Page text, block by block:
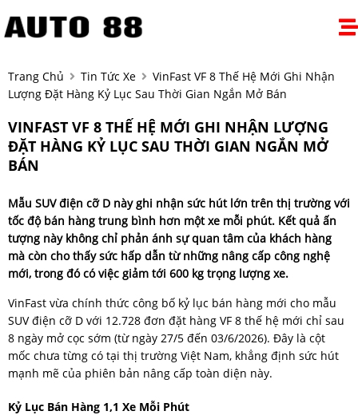
Trang Chủ Tin Tức Xe
VinFast VF 8 Thế Hệ Mới Ghi Nhận
Lượng Đặt Hàng Kỷ Lục Sau Thời Gian Ngắn Mở Bán
VINFAST VF 8 THẾ HỆ MỚI GHI NHẬN LƯỢNG
ĐẶT HÀNG KỶ LỤC SAU THỜI GIAN NGẮN MỞ
BÁN
Mẫu SUV điện cỡ D này ghi nhận sức hút lớn trên thị trường với
tốc độ bán hàng trung bình hơn một xe mỗi phút. Kết quả ấn
tượng này không chỉ phản ánh sự quan tâm của khách hàng
mà còn cho thấy sức hấp dẫn từ những nâng cấp công nghệ
mới, trong đó có việc giảm tới 600 kg trọng lượng xe.
VinFast vừa chính thức công bố kỷ lục bán hàng mới cho mẫu
SUV điện cỡ D với 12.728 đơn đặt hàng VF 8 thế hệ mới chỉ sau
8 ngày mở cọc sớm (từ ngày 27/5 đến 03/6/2026). Đây là cột
mốc chưa từng có tại thị trường Việt Nam, khẳng định sức hút
mạnh mẽ của phiên bản nâng cấp toàn diện này.
Kỷ Lục Bán Hàng 1,1 Xe Mỗi Phút